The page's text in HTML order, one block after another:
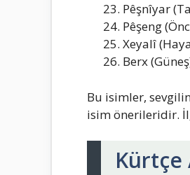
Pêşnîyar
Pêşeng
Xeyalî
Berx
Bu isimler,
isim önerileridir.
Kürtçe